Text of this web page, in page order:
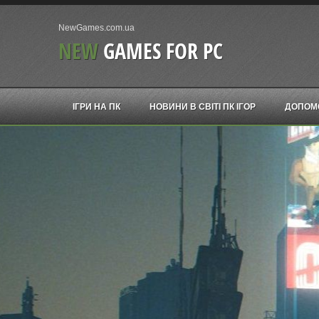
NewGames.com.ua
NEWGAMES FOR PC
ІГРИ НА ПК НОВИНИ В СВІТІ ПК ІГОР